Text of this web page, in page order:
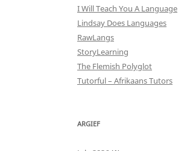
I Will Teach You A Language
Lindsay Does Languages
RawLangs
StoryLearning
The Flemish Polyglot
Tutorful – Afrikaans Tutors
ARGIEF